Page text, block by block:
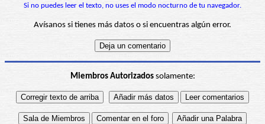
Si no puedes leer el texto, no uses el modo nocturno de tu navegador.
Avísanos si tienes más datos o si encuentras algún error.
Miembros Autorizadossolamente: